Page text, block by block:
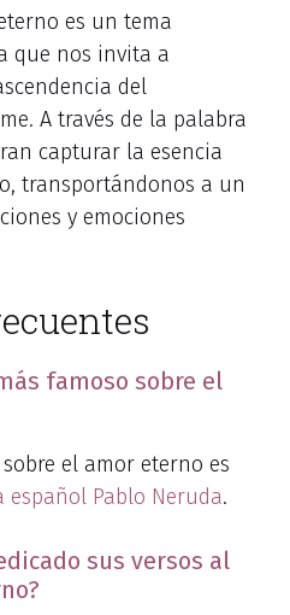
es un tema
que nos invita a
del
A través de la palabra
capturar la esencia
transportándonos a un
y emociones
famoso sobre el
el amor eterno es
español Pablo Neruda.
sus versos al